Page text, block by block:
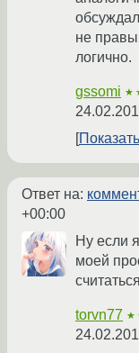
не
логично.
gssomi
Ответ на:
+00:00
Ну если
моей
torvn77